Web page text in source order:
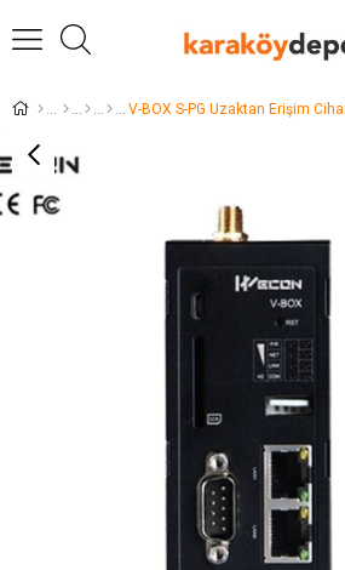
V-BOX S-PG Uzaktan Erişim